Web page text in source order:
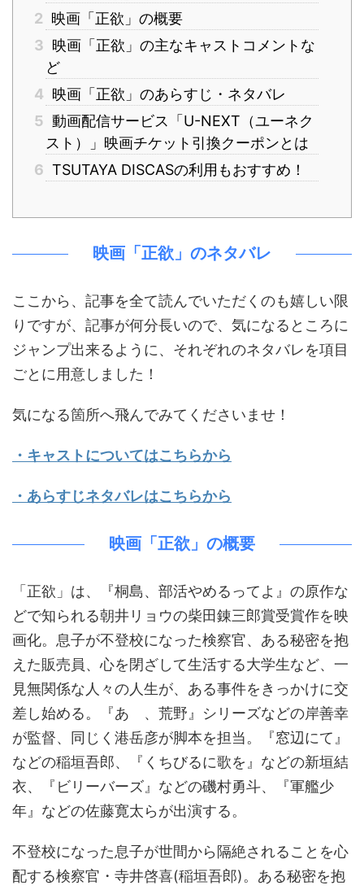
2 映画「正欲」の概要
3 映画「正欲」の主なキャストコメントな
ど
4 映画「正欲」のあらすじ・ネタバレ
5 動画配信サービス「U-NEXT（ユーネク
スト）」映画チケット引換クーポンとは
6 TSUTAYA DISCASの利用もおすすめ！
映画「正欲」のネタバレ
ここから、記事を全て読んでいただくのも嬉しい限
りですが、記事が何分長いので、気になるところに
ジャンプ出来るように、それぞれのネタバレを項目
ごとに用意しました！
気になる箇所へ飛んでみてくださいませ！
・キャストについてはこちらから
・あらすじネタバレはこちらから
映画「正欲」の概要
「正欲」は、『桐島、部活やめるってよ』の原作な
どで知られる朝井リョウの柴田錬三郎賞受賞作を映
画化。息子が不登校になった検察官、ある秘密を抱
えた販売員、心を閉ざして生活する大学生など、一
見無関係な人々の人生が、ある事件をきっかけに交
差し始める。『あゝ、荒野』シリーズなどの岸善幸
が監督、同じく港岳彦が脚本を担当。『窓辺にて』
などの稲垣吾郎、『くちびるに歌を』などの新垣結
衣、『ビリーバーズ』などの磯村勇斗、『軍艦少
年』などの佐藤寛太らが出演する。
不登校になった息子が世間から隔絶されることを心
配する検察官・寺井啓喜(稲垣吾郎)。ある秘密を抱